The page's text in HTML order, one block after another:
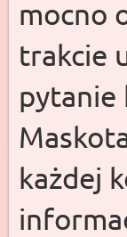
mocno
trakcie
pytanie
każdej